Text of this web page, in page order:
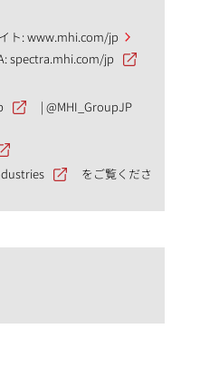
ト:www.mhi.com/jp
spectra.mhi.com/jp
|@MHI_GroupJP
をご覧くださ